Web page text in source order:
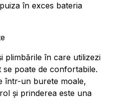
în exces bateria
plimbările în care utilizezi
poate de confortabile.
într-un burete moale,
și prinderea este una